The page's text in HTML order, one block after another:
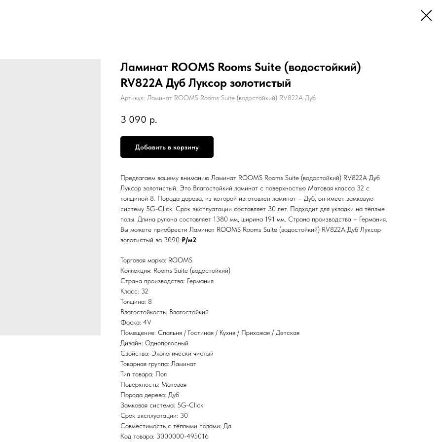
Ламинат ROOMS Rooms Suite (водостойкий)
RV822A Дуб Луксор золотистый
Артикул: Ламинат ROOMS Rooms Suite (водостойкий) RV822A Дуб
3 090 р.
Добавить в корзину
Предлагаем вашему вниманию Ламинат ROOMS Rooms Suite (водостойкий) RV822A Дуб
Луксор золотистый. Это Влагостойкий ламинат с поверхностью Матовая класса 32 с
толщиной 8. Порода дерева, из которой изготовлен ламинат – Дуб, он имеет замковую
систему 5G-Click. Срок эксплуатации составляет 30 лет. Подходит для укладки на тёплые
полы. Длина рулона составляет 1380 мм, ширина 191 мм. Страна производства – Германия.
Вы можете приобрести Ламинат ROOMS Rooms Suite (водостойкий) RV822A Дуб Луксор
золотистый за 3090 ₽/м2
Торговая марка: ROOMS
Коллекция: Rooms Suite (водостойкий)
Страна производства: Германия
Класс: 32
Толщина: 8
Влагостойкость: Влагостойкий
Фаска: 4V
Помещение: Спальня / Гостиная / Кухня / Прихожая / Детская
Дизайн: Однополосный
Свойства: Экологически чистый
Товарная группа: Ламинат
Тип товара: Пол
Поверхность: Матовая
Порода дерева: Дуб
Замковая система: 5G-Click
Срок эксплуатации: 30
Совместимость с тёплыми полами: Да
Код товара: 3000000-495016